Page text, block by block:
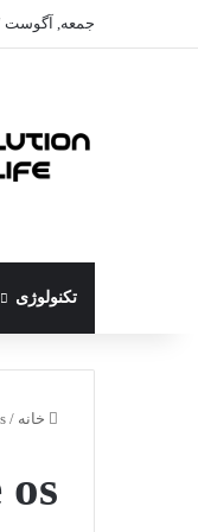
جمعه, آگوست 7 2026
تکنولوژی
خانه /